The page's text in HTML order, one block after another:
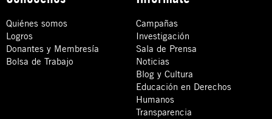
Quiénes somos
Logros
Donantes y Membresía
Bolsa de Trabajo
Campañas
Investigación
Sala de Prensa
Noticias
Blog y Cultura
Educación en Derechos
Humanos
Transparencia